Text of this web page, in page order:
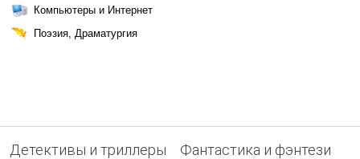
Компьютеры и Интернет
Поэзия, Драматургия
Детективы и триллеры Фантастика и фэнтези